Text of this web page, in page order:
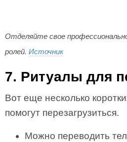
Отделяйте свое
ролей. Источник
7. Ритуалы для
Вот еще несколько
помогут перезагрузиться.
Можно переводить